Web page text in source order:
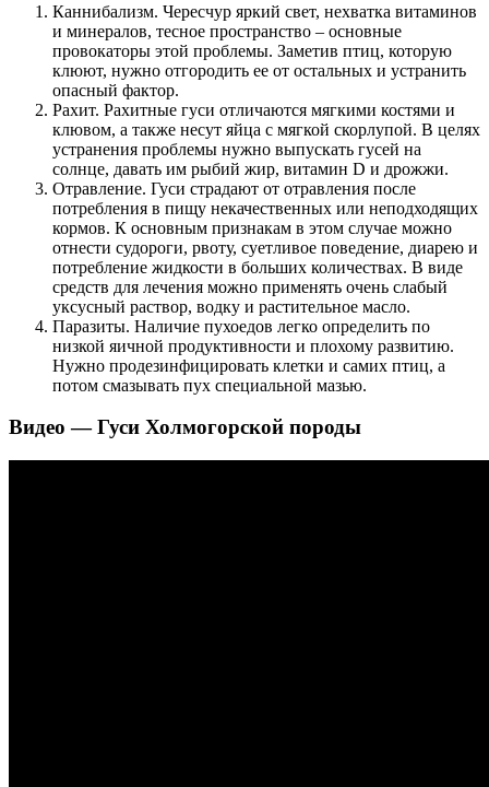
Каннибализм. Чересчур яркий свет, нехватка витаминов
и минералов, тесное пространство – основные
провокаторы этой проблемы. Заметив птиц, которую
клюют, нужно отгородить ее от остальных и устранить
опасный фактор.
Рахит. Рахитные гуси отличаются мягкими костями и
клювом, а также несут яйца с мягкой скорлупой. В целях
устранения проблемы нужно выпускать гусей на
солнце, давать им рыбий жир, витамин D и дрожжи.
Отравление. Гуси страдают от отравления после
потребления в пищу некачественных или неподходящих
кормов. К основным признакам в этом случае можно
отнести судороги, рвоту, суетливое поведение, диарею и
потребление жидкости в больших количествах. В виде
средств для лечения можно применять очень слабый
уксусный раствор, водку и растительное масло.
Паразиты. Наличие пухоедов легко определить по
низкой яичной продуктивности и плохому развитию.
Нужно продезинфицировать клетки и самих птиц, а
потом смазывать пух специальной мазью.
Видео — Гуси Холмогорской породы